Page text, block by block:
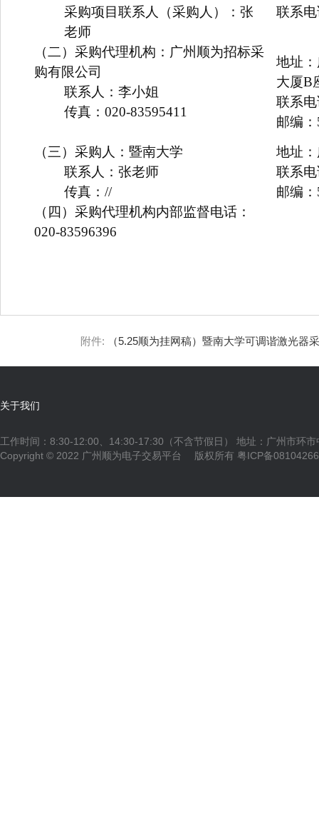
采购项目联系人（采购人）：张
老师
联系
（二）采购代理机构：广州顺为招标采
购有限公司
联系人：李小姐
传真：020-83595411
地址
大厦B
联系电
邮编
（三）采购人：暨南大学
联系人：张老师
传真：//
地址
联系
邮编
（四）采购代理机构内部监督电话：
020-83596396
附件: （5.25顺为挂网稿）暨南大学可调谐激光器
关于我们
工作时间：8:30-12:00、14:30-17:30（不含节假日） 地址：广州市环
Copyright © 2022 广州顺为电子交易平台 版权所有 粤ICP备